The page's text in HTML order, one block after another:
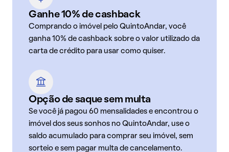
Ganhe 10% de cashback
Comprando o imóvel pelo QuintoAndar, você
ganha 10% de cashback sobre o valor utilizado da
carta de crédito para usar como quiser.
Opção de saque sem multa
Se você já pagou 60 mensalidades e encontrou o
imóvel dos seus sonhos no QuintoAndar, use o
saldo acumulado para comprar seu imóvel, sem
sorteio e sem pagar multa de cancelamento.